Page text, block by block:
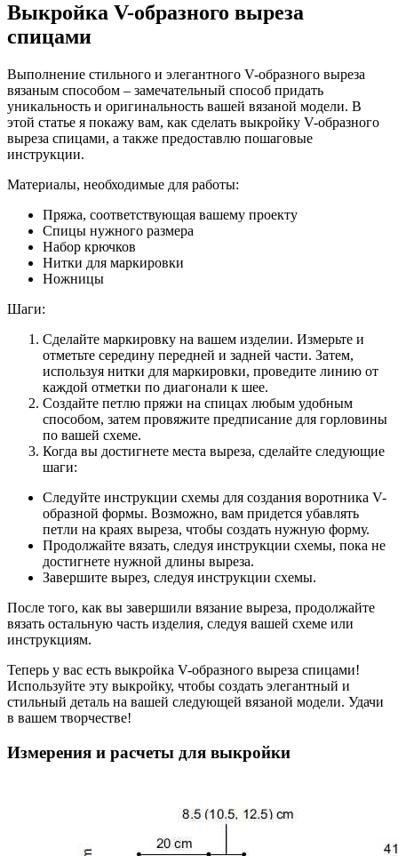
Выкройка V-образного выреза
спицами
Выполнение стильного и элегантного V-образного выреза
вязаным способом – замечательный способ придать
уникальность и оригинальность вашей вязаной модели. В
этой статье я покажу вам, как сделать выкройку V-образного
выреза спицами, а также предоставлю пошаговые
инструкции.
Материалы, необходимые для работы:
Пряжа, соответствующая вашему проекту
Спицы нужного размера
Набор крючков
Нитки для маркировки
Ножницы
Шаги:
Сделайте маркировку на вашем изделии. Измерьте и
отметьте середину передней и задней части. Затем,
используя нитки для маркировки, проведите линию от
каждой отметки по диагонали к шее.
Создайте петлю пряжи на спицах любым удобным
способом, затем провяжите предписание для горловины
по вашей схеме.
Когда вы достигнете места выреза, сделайте следующие
шаги:
Следуйте инструкции схемы для создания воротника V-
образной формы. Возможно, вам придется убавлять
петли на краях выреза, чтобы создать нужную форму.
Продолжайте вязать, следуя инструкции схемы, пока не
достигнете нужной длины выреза.
Завершите вырез, следуя инструкции схемы.
После того, как вы завершили вязание выреза, продолжайте
вязать остальную часть изделия, следуя вашей схеме или
инструкциям.
Теперь у вас есть выкройка V-образного выреза спицами!
Используйте эту выкройку, чтобы создать элегантный и
стильный деталь на вашей следующей вязаной модели. Удачи
в вашем творчестве!
Измерения и расчеты для выкройки